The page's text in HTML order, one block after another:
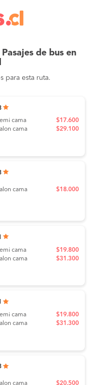
de bus en
para esta ruta.
cama
cama
$17.600
$29.100
cama $18.000
cama
cama
$19.800
$31.300
cama
cama
$19.800
$31.300
cama $20.500